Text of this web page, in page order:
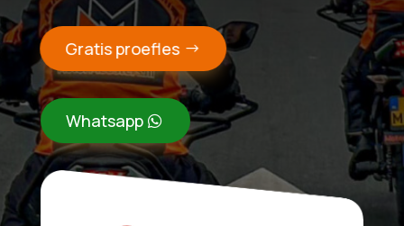
Gratis proefles
Whatsapp